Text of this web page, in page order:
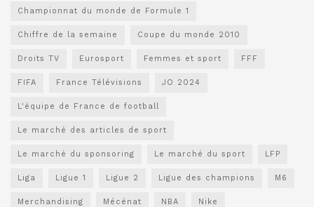
Championnat du monde de Formule 1
Chiffre de la semaine Coupe du monde 2010
Droits TV Eurosport Femmes et sport FFF
FIFA France Télévisions JO 2024
L'équipe de France de football
Le marché des articles de sport
Le marché du sponsoring Le marché du sport LFP
Liga Ligue 1 Ligue 2 Ligue des champions M6
Merchandising Mécénat NBA Nike